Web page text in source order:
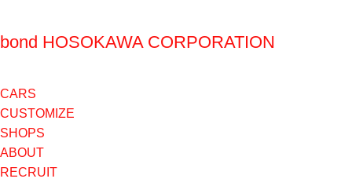
bond HOSOKAWA CORPORATION
CARS
CUSTOMIZE
SHOPS
ABOUT
RECRUIT